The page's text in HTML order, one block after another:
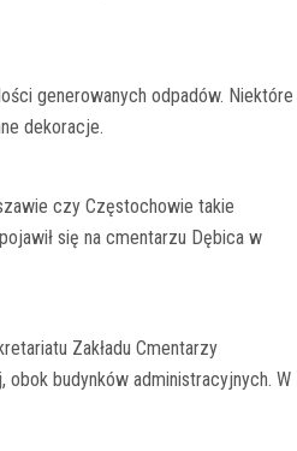
generowanych odpadów. Niektóre
dekoracje.
czy Częstochowie takie
się na cmentarzu Dębica w
Zakładu Cmentarzy
budynków administracyjnych. W